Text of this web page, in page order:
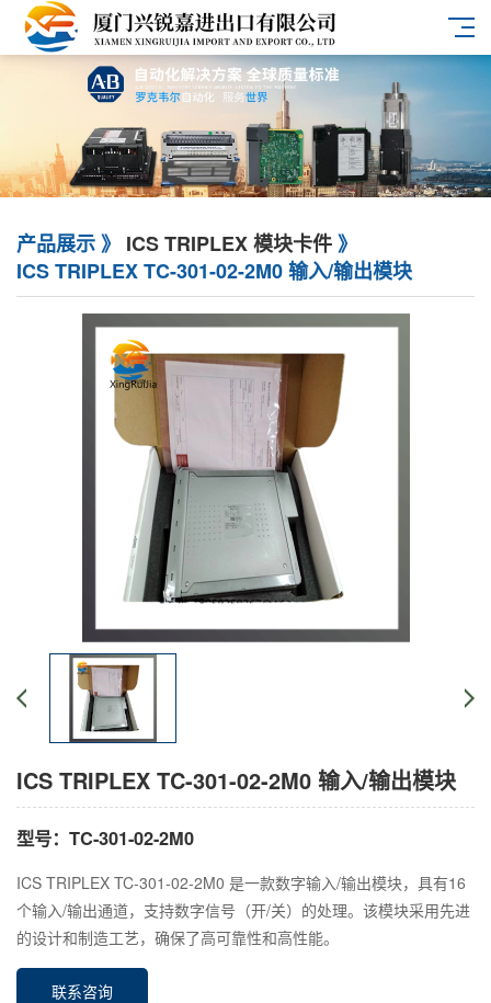
产品展示 》 ICS TRIPLEX 模块卡件》
ICS TRIPLEX TC-301-02-2M0 输入/输出模块
ICS TRIPLEX TC-301-02-2M0 输入/输出模块
型号：TC-301-02-2M0
ICS TRIPLEX TC-301-02-2M0 是一款数字输入/输出模块，具有16
个输入/输出通道，支持数字信号（开/关）的处理。该模块采用先进
的设计和制造工艺，确保了高可靠性和高性能。
联系咨询